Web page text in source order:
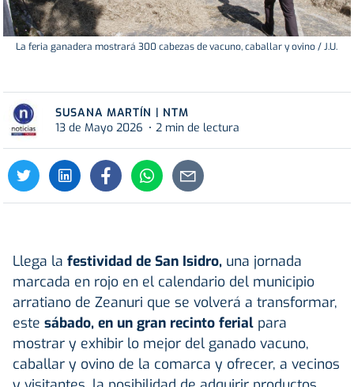
La feria ganadera mostrará 300 cabezas de vacuno, caballar y ovino / J.U.
SUSANA MARTÍN | NTM
13 de Mayo 2026
2 min de lectura
Llega la festividad de San Isidro, una jornada
marcada en rojo en el calendario del municipio
arratiano de Zeanuri que se volverá a transformar,
este sábado, en un gran recinto ferial para
mostrar y exhibir lo mejor del ganado vacuno,
caballar y ovino de la comarca y ofrecer, a vecinos